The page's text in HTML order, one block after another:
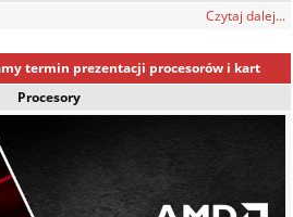
Czytaj dalej...
termin prezentacji procesorów i kart
Procesory